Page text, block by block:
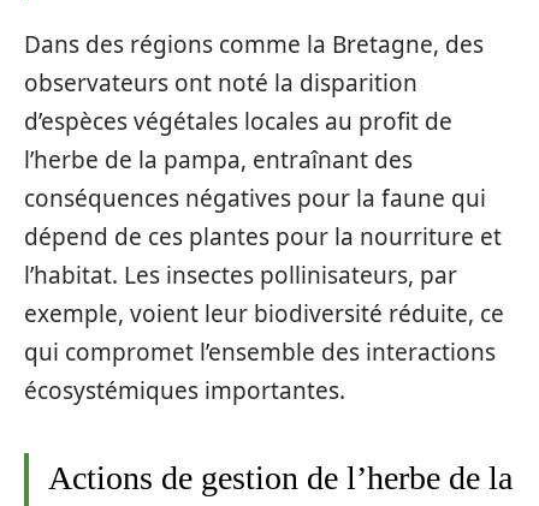
Dans des régions comme la Bretagne, des
observateurs ont noté la disparition
d’espèces végétales locales au profit de
l’herbe de la pampa, entraînant des
conséquences négatives pour la faune qui
dépend de ces plantes pour la nourriture et
l’habitat. Les insectes pollinisateurs, par
exemple, voient leur biodiversité réduite, ce
qui compromet l’ensemble des interactions
écosystémiques importantes.
Actions de gestion de l’herbe de la